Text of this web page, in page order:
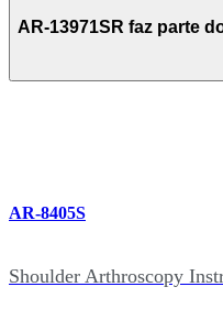
AR-13971SR faz parte
AR-8405S
Shoulder Arthroscopy